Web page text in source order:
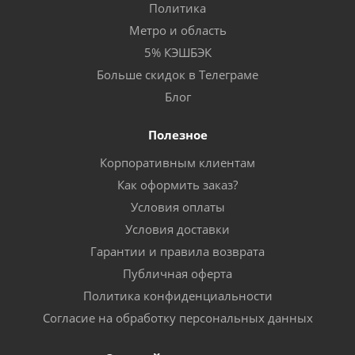
Политика
Метро и область
5% КЭШБЭК
Больше скидок в Телеграме
Блог
Полезное
Корпоративным клиентам
Как оформить заказ?
Условия оплаты
Условия доставки
Гарантии и правила возврата
Публичная оферта
Политика конфиденциальности
Согласие на обработку персональных данных